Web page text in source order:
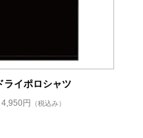
ライポロシャツ
4,950円 （税込み）